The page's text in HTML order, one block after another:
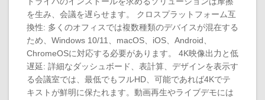
を生み、会議を遅らせます。 クロスプラットフォーム互
換性: 多くのオフィスでは複数種類のデバイスが混在する
ため、Windows 10/11、macOS、iOS、Android、
ChromeOSに対応する必要があります。 4K映像出力と低
遅延: 詳細なダッシュボード、表計算、デザインを表示す
る会議室では、最低でもフルHD、可能であれば4Kでテ
キストが鮮明に保たれます。動画再生やライブデモには